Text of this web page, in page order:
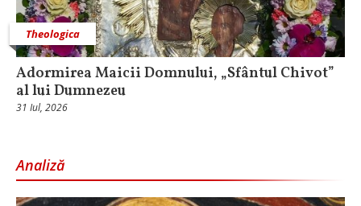
Theologica
Adormirea Maicii Domnului, „Sfântul Chivot”
al lui Dumnezeu
31 Iul, 2026
Analiză